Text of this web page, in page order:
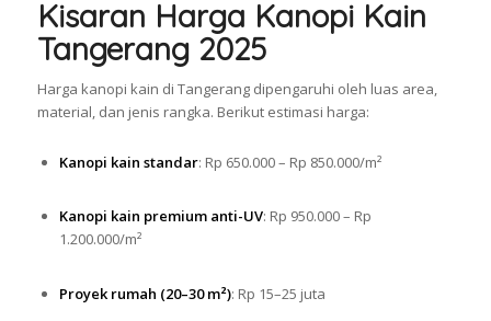
Kisaran Harga Kanopi Kain
Tangerang 2025
Harga kanopi kain di Tangerang dipengaruhi oleh luas area,
material, dan jenis rangka. Berikut estimasi harga:
Kanopi kain standar: Rp 650.000 – Rp 850.000/m²
Kanopi kain premium anti-UV: Rp 950.000 – Rp
1.200.000/m²
Proyek rumah (20–30 m²): Rp 15–25 juta